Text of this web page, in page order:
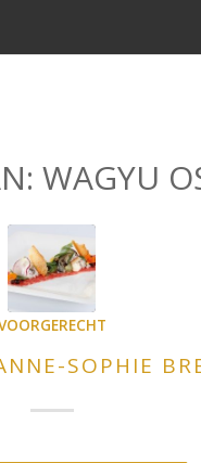
WAGYU
SOPHIE